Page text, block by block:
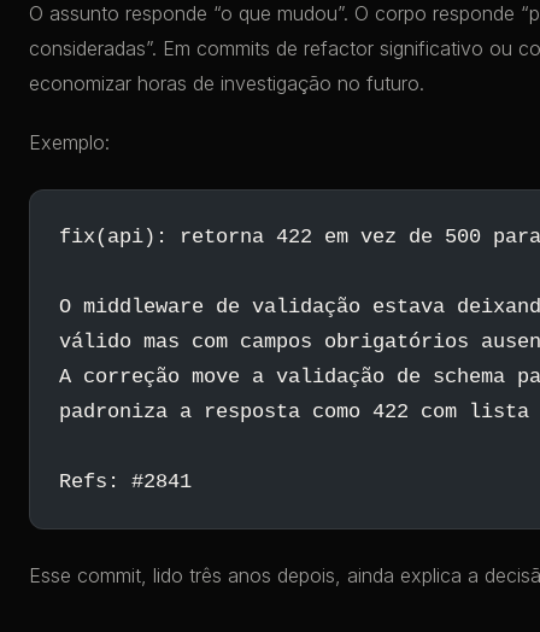
O assunto responde “o que mudou”. O corpo responde
consideradas”. Em commits de refactor significativo ou
economizar horas de investigação no futuro.
Exemplo:
fix(api): retorna 422 em vez de 500 para
O middleware de validação estava
válido mas com campos obrigatórios
A correção move a validação de schema
padroniza a resposta como 422 com
Refs: #2841
Esse commit, lido três anos depois, ainda explica a